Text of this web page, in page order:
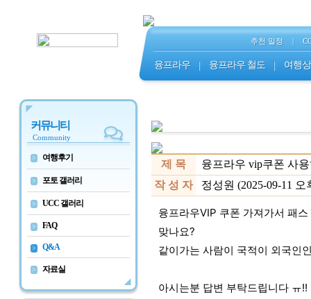
추천 일정 |
융프라우 | 융프라우 철도 | 여행
커뮤니티
Community
> 여행후기
> 포토 갤러리
> UCC 갤러리
> FAQ
> Q&A
> 자료실
제 목
융프라우 vip쿠폰 사
작 성 자
정성원 (2025-09-11 오
융프라우VIP 쿠폰 가져가서 패
맞나요?
같이가는 사람이 국적이 외국인
아시는분 답변 부탁드립니다 ㅠ!!